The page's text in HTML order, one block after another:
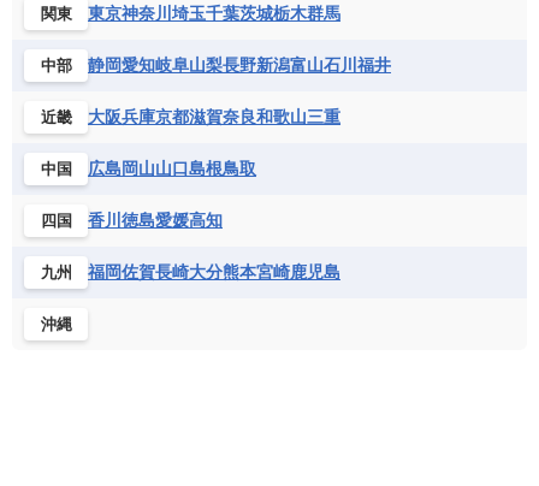
ベルギー
ボスニア・ヘルツェゴビナ
モナコ公国
モルドバ
モンテネグロ
ラトビア
リトアニア
リヒテンシュタイン
北マケドニア
セントビンセント及びグレナディーン諸島
セントルシア
チリ
トリニダード・トバゴ
ドミニカ共和国
ニカラグア共和国
ハイチ共和国
バルバドス
パナマ
フランス領ギアナ
ベネズエラ
ベリーズ
ボリビア
メキシコ
コートジボワール
サントメ・プリンシペ民主共和国
ザンビア共和国
シエラレオネ共和国
ジブチ共和国
ジンバブエ
セントヘレナ諸島
セーシェル
チュニジア
ナミビア
ニジェール
ブルキナファソ
マダガスカル
関東 東京神奈川 埼玉千葉茨城栃木群馬
中部 静岡愛知岐阜山梨長野新潟富山石川 福井
近畿 大阪兵庫京都滋賀奈良和歌山三重
中国 広島岡山山口島根鳥取
四国 香川 徳島愛媛高知
九州 福岡佐賀長崎大分熊本宮崎鹿児島
沖縄